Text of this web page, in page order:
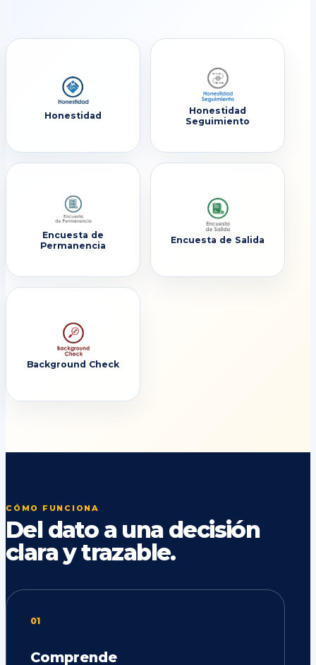
Honestidad
Honestidad
Seguimiento
Encuesta de
Permanencia
Encuesta de Salida
Background Check
CÓMO FUNCIONA
Del dato a una decisión
clara y trazable.
01
Comprende